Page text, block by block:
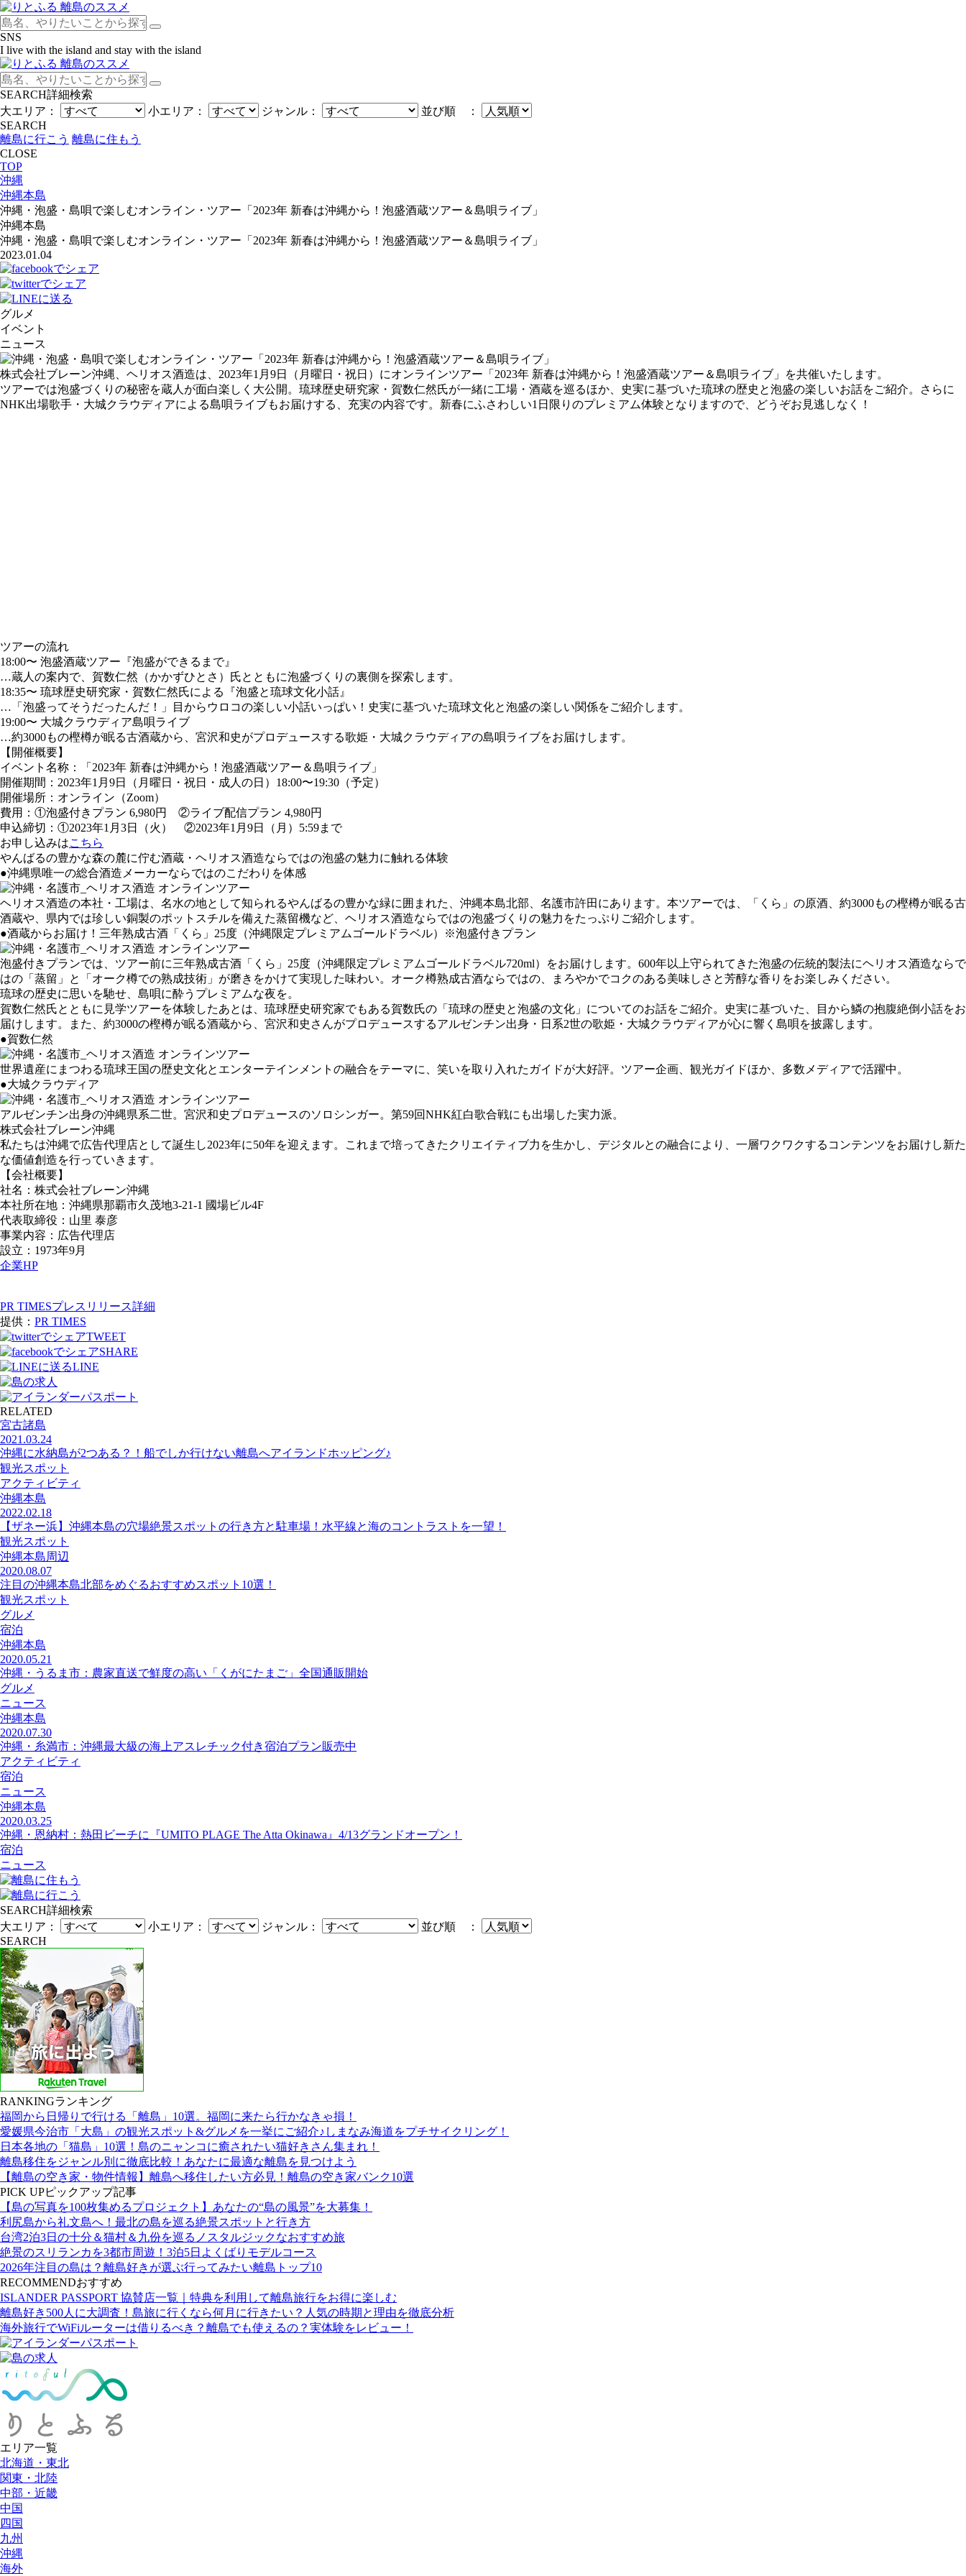
SNS
I live with the island and stay with the island
SEARCH詳細検索
大エリア：
小エリア： ジャンル：
並び順 ：
SEARCH
離島に行こう 離島に住もう
CLOSE
TOP
沖縄
沖縄本島
沖縄・泡盛・島唄で楽しむオンライン・ツアー「2023年 新春は沖縄から！泡盛酒蔵ツアー＆島唄ライブ」
沖縄本島
沖縄・泡盛・島唄で楽しむオンライン・ツアー「2023年 新春は沖縄から！泡盛酒蔵ツアー＆島唄ライブ」
2023.01.04
グルメ
イベント
ニュース
株式会社ブレーン沖縄、ヘリオス酒造は、2023年1月9日（月曜日・祝日）にオンラインツアー「2023年 新春は沖縄から！泡盛酒蔵ツアー＆島唄ライブ」を共催いたします。
ツアーでは泡盛づくりの秘密を蔵人が面白楽しく大公開。琉球歴史研究家・賀数仁然氏が一緒に工場・酒蔵を巡るほか、史実に基づいた琉球の歴史と泡盛の楽しいお話をご紹介。さらに
NHK出場歌手・大城クラウディアによる島唄ライブもお届けする、充実の内容です。新春にふさわしい1日限りのプレミアム体験となりますので、どうぞお見逃しなく！
ツアーの流れ
18:00〜 泡盛酒蔵ツアー『泡盛ができるまで』
…蔵人の案内で、賀数仁然（かかずひとさ）氏とともに泡盛づくりの裏側を探索します。
18:35〜 琉球歴史研究家・賀数仁然氏による『泡盛と琉球文化小話』
…「泡盛ってそうだったんだ！」目からウロコの楽しい小話いっぱい！史実に基づいた琉球文化と泡盛の楽しい関係をご紹介します。
19:00〜 大城クラウディア島唄ライブ
…約3000もの樫樽が眠る古酒蔵から、宮沢和史がプロデュースする歌姫・大城クラウディアの島唄ライブをお届けします。
【開催概要】
イベント名称：「2023年 新春は沖縄から！泡盛酒蔵ツアー＆島唄ライブ」
開催期間：2023年1月9日（月曜日・祝日・成人の日）18:00〜19:30（予定）
開催場所：オンライン（Zoom）
費用：①泡盛付きプラン 6,980円 ②ライブ配信プラン 4,980円
申込締切：①2023年1月3日（火） ②2023年1月9日（月）5:59まで
お申し込みはこちら
やんばるの豊かな森の麓に佇む酒蔵・ヘリオス酒造ならではの泡盛の魅力に触れる体験
●沖縄県唯一の総合酒造メーカーならではのこだわりを体感
ヘリオス酒造の本社・工場は、名水の地として知られるやんばるの豊かな緑に囲まれた、沖縄本島北部、名護市許田にあります。本ツアーでは、「くら」の原酒、約3000もの樫樽が眠る古
酒蔵や、県内では珍しい銅製のポットスチルを備えた蒸留機など、ヘリオス酒造ならではの泡盛づくりの魅力をたっぷりご紹介します。
●酒蔵からお届け！三年熟成古酒「くら」25度（沖縄限定プレミアムゴールドラベル）※泡盛付きプラン
泡盛付きプランでは、ツアー前に三年熟成古酒「くら」25度（沖縄限定プレミアムゴールドラベル720ml）をお届けします。600年以上守られてきた泡盛の伝統的製法にヘリオス酒造ならで
はの「蒸留」と「オーク樽での熟成技術」が磨きをかけて実現した味わい。オーク樽熟成古酒ならではの、まろやかでコクのある美味しさと芳醇な香りをお楽しみください。
琉球の歴史に思いを馳せ、島唄に酔うプレミアムな夜を。
賀数仁然氏とともに見学ツアーを体験したあとは、琉球歴史研究家でもある賀数氏の「琉球の歴史と泡盛の文化」についてのお話をご紹介。史実に基づいた、目から鱗の抱腹絶倒小話をお
届けします。また、約3000の樫樽が眠る酒蔵から、宮沢和史さんがプロデュースするアルゼンチン出身・日系2世の歌姫・大城クラウディアが心に響く島唄を披露します。
●賀数仁然
世界遺産にまつわる琉球王国の歴史文化とエンターテインメントの融合をテーマに、笑いを取り入れたガイドが大好評。ツアー企画、観光ガイドほか、多数メディアで活躍中。
●大城クラウディア
アルゼンチン出身の沖縄県系二世。宮沢和史プロデュースのソロシンガー。第59回NHK紅白歌合戦にも出場した実力派。
株式会社ブレーン沖縄
私たちは沖縄で広告代理店として誕生し2023年に50年を迎えます。これまで培ってきたクリエイティブ力を生かし、デジタルとの融合により、​一層ワクワクするコンテンツをお届けし新た
な価値創造を行っていきます。
【会社概要】
社名：株式会社ブレーン沖縄
本社所在地：沖縄県那覇市久茂地3-21-1 國場ビル4F
代表取締役：山里 泰彦
事業内容：広告代理店
設立：1973年9月
企業HP
PR TIMESプレスリリース詳細
提供： PR TIMES
TWEET
SHARE
LINE
RELATED
宮古諸島
2021.03.24
沖縄に水納島が2つある？！船でしか行けない離島へアイランドホッピング♪
観光スポット
アクティビティ
沖縄本島
2022.02.18
【ザネー浜】沖縄本島の穴場絶景スポットの行き方と駐車場！水平線と海のコントラストを一望！
観光スポット
沖縄本島周辺
2020.08.07
注目の沖縄本島北部をめぐるおすすめスポット10選！
観光スポット
グルメ
宿泊
沖縄本島
2020.05.21
沖縄・うるま市：農家直送で鮮度の高い「くがにたまご」全国通販開始
グルメ
ニュース
沖縄本島
2020.07.30
沖縄・糸満市：沖縄最大級の海上アスレチック付き宿泊プラン販売中
アクティビティ
宿泊
ニュース
沖縄本島
2020.03.25
沖縄・恩納村：熱田ビーチに『UMITO PLAGE The Atta Okinawa』4/13グランドオープン！
宿泊
ニュース
SEARCH詳細検索
大エリア：
小エリア： ジャンル：
並び順 ：
SEARCH
RANKINGランキング
福岡から日帰りで行ける「離島」10選。福岡に来たら行かなきゃ損！
愛媛県今治市「大島」の観光スポット&グルメを一挙にご紹介♪しまなみ海道をプチサイクリング！
日本各地の「猫島」10選！島のニャンコに癒されたい猫好きさん集まれ！
離島移住をジャンル別に徹底比較！あなたに最適な離島を見つけよう
【離島の空き家・物件情報】離島へ移住したい方必見！離島の空き家バンク10選
PICK UPピックアップ記事
【島の写真を100枚集めるプロジェクト】あなたの“島の風景”を大募集！
利尻島から礼文島へ！最北の島を巡る絶景スポットと行き方
台湾2泊3日の十分＆猫村＆九份を巡るノスタルジックなおすすめ旅
絶景のスリランカを3都市周遊！3泊5日よくばりモデルコース
2026年注目の島は？離島好きが選ぶ行ってみたい離島トップ10
RECOMMENDおすすめ
ISLANDER PASSPORT 協賛店一覧｜特典を利用して離島旅行をお得に楽しむ
離島好き500人に大調査！島旅に行くなら何月に行きたい？人気の時期と理由を徹底分析
海外旅行でWiFiルーターは借りるべき？離島でも使えるの？実体験をレビュー！
エリア一覧
北海道・東北
関東・北陸
中部・近畿
中国
四国
九州
沖縄
海外